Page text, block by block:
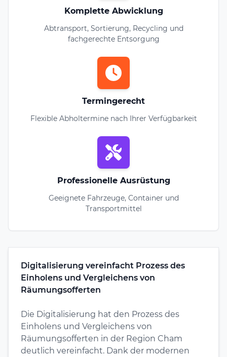
Komplette Abwicklung
Abtransport, Sortierung, Recycling und
fachgerechte Entsorgung
Termingerecht
Flexible Abholtermine nach Ihrer Verfügbarkeit
Professionelle Ausrüstung
Geeignete Fahrzeuge, Container und
Transportmittel
Digitalisierung vereinfacht Prozess des
Einholens und Vergleichens von
Räumungsofferten
Die Digitalisierung hat den Prozess des
Einholens und Vergleichens von
Räumungsofferten in der Region Cham
deutlich vereinfacht. Dank der modernen